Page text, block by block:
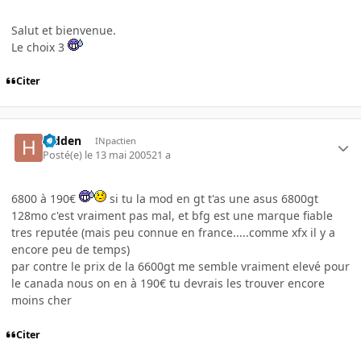
Salut et bienvenue.
Le choix 3
Citer
hidden INpactien
Posté(e) le 13 mai 200521 a
6800 à 190€
si tu la mod en gt t'as une asus 6800gt
128mo c'est vraiment pas mal, et bfg est une marque fiable
tres reputée (mais peu connue en france.....comme xfx il y a
encore peu de temps)
par contre le prix de la 6600gt me semble vraiment elevé pour
le canada nous on en à 190€ tu devrais les trouver encore
moins cher
Citer